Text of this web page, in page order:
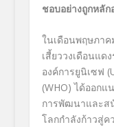
ชอบอย่างถูกหลัก
ในเดือนพฤษภาค
เสี้ยววงเดือนแด
องค์การยูนิเซฟ
(WHO) ได้ออกแ
การพัฒนาและส
โลกกำลังก้าวสู่ค